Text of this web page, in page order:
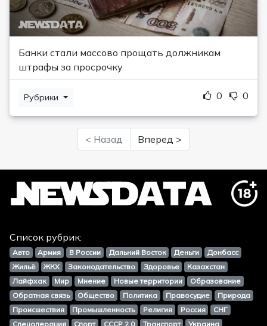
Банки стали массово прощать должникам
штрафы за просрочку
Рубрики 0 0
< Назад Вперед >
Список рубрик:
Авто Армия В России Дальний Восток Деньги
Донбасс
Жильё
ЖКХ Законодательство Здоровье
Казахстан
Лайфхак
Мир Мнение Новые территории
Образование
Обратная связь
Общество Политика Правосудие
Природа
Происшествия
Промышленность Религия Россия
СНГ
Спецоперация
Спорт СССР 2.0 Транспорт Украина